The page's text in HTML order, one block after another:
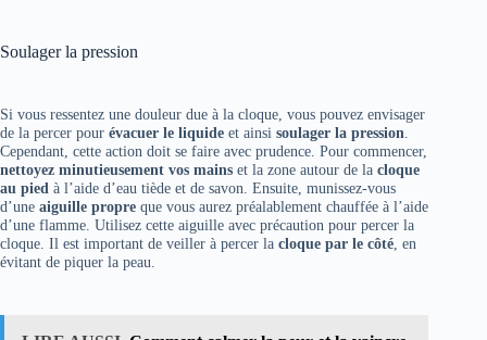
Soulager la pression
Si vous ressentez une douleur due à la cloque, vous pouvez envisager
de la percer pour évacuer le liquide et ainsi soulager la pression
Cependant, cette action doit se faire avec prudence. Pour commencer,
nettoyez minutieusement vos mains et la zone autour de la cloque
au pied à l’aide d’eau tiède et de savon. Ensuite, munissez-vous
d’une aiguille propre que vous aurez préalablement chauffée à l’aide
d’une flamme. Utilisez cette aiguille avec précaution pour percer la
cloque. Il est important de veiller à percer la cloque par le côté , en
évitant de piquer la peau.